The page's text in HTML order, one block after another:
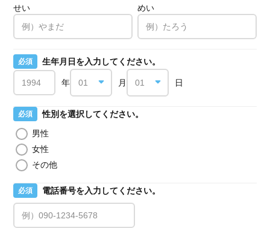
せい
めい
必須 生年月日を入力してください。
年 月 日
必須
性別を選択してください。
男性
女性
その他
必須 電話番号を入力してください。